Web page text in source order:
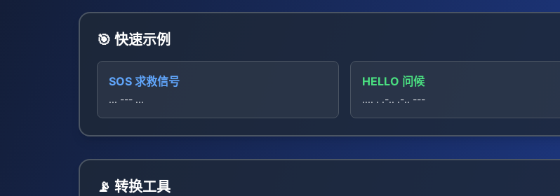
🎯 快速示例
SOS 求救信号
... --- ...
HELLO 问候
.... . .-.. .-.. ---
📡 转换工具